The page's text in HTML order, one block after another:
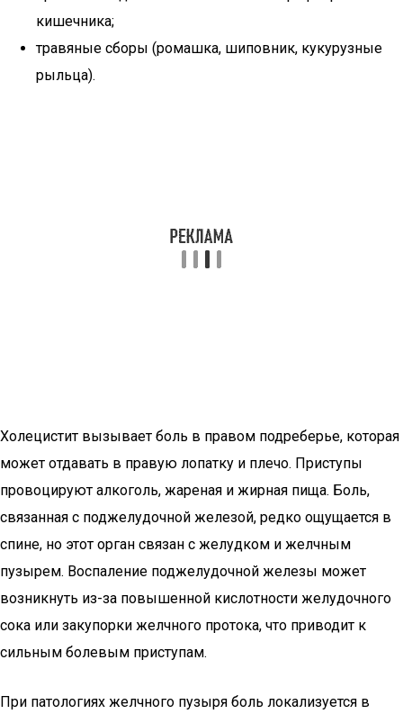
кишечника;
травяные сборы (ромашка, шиповник, кукурузные
рыльца).
Холецистит вызывает боль в правом подреберье, которая
может отдавать в правую лопатку и плечо. Приступы
провоцируют алкоголь, жареная и жирная пища. Боль,
связанная с поджелудочной железой, редко ощущается в
спине, но этот орган связан с желудком и желчным
пузырем. Воспаление поджелудочной железы может
возникнуть из-за повышенной кислотности желудочного
сока или закупорки желчного протока, что приводит к
сильным болевым приступам.
При патологиях желчного пузыря боль локализуется в